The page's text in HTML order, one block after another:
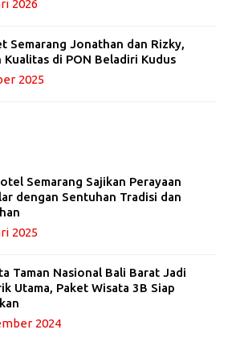
2026
Semarang Jonathan dan Rizky,
Kualitas di PON Beladiri Kudus
2025
Semarang Sajikan Perayaan
dengan Sentuhan Tradisi dan
2025
Taman Nasional Bali Barat Jadi
Utama, Paket Wisata 3B Siap
2024